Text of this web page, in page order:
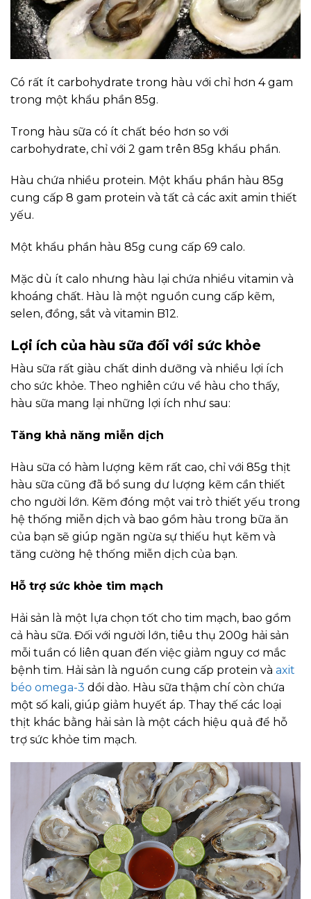
Có rất ít carbohydrate trong hàu với chỉ hơn 4 gam
trong một khẩu phần 85g.
Trong hàu sữa có ít chất béo hơn so với
carbohydrate, chỉ với 2 gam trên 85g khẩu phần.
Hàu chứa nhiều protein. Một khẩu phần hàu 85g
cung cấp 8 gam protein và tất cả các axit amin thiết
yếu.
Một khẩu phần hàu 85g cung cấp 69 calo.
Mặc dù ít calo nhưng hàu lại chứa nhiều vitamin và
khoáng chất. Hàu là một nguồn cung cấp kẽm,
selen, đồng, sắt và vitamin B12.
Lợi ích của hàu sữa đối với sức khỏe
Hàu sữa rất giàu chất dinh dưỡng và nhiều lợi ích
cho sức khỏe. Theo nghiên cứu về hàu cho thấy,
hàu sữa mang lại những lợi ích như sau:
Tăng khả năng miễn dịch
Hàu sữa có hàm lượng kẽm rất cao, chỉ với 85g thịt
hàu sữa cũng đã bổ sung dư lượng kẽm cần thiết
cho người lớn. Kẽm đóng một vai trò thiết yếu trong
hệ thống miễn dịch và bao gồm hàu trong bữa ăn
của bạn sẽ giúp ngăn ngừa sự thiếu hụt kẽm và
tăng cường hệ thống miễn dịch của bạn.
Hỗ trợ sức khỏe tim mạch
Hải sản là một lựa chọn tốt cho tim mạch, bao gồm
cả hàu sữa. Đối với người lớn, tiêu thụ 200g hải sản
mỗi tuần có liên quan đến việc giảm nguy cơ mắc
bệnh tim. Hải sản là nguồn cung cấp protein và axit
béo omega-3 dồi dào. Hàu sữa thậm chí còn chứa
một số kali, giúp giảm huyết áp. Thay thế các loại
thịt khác bằng hải sản là một cách hiệu quả để hỗ
trợ sức khỏe tim mạch.